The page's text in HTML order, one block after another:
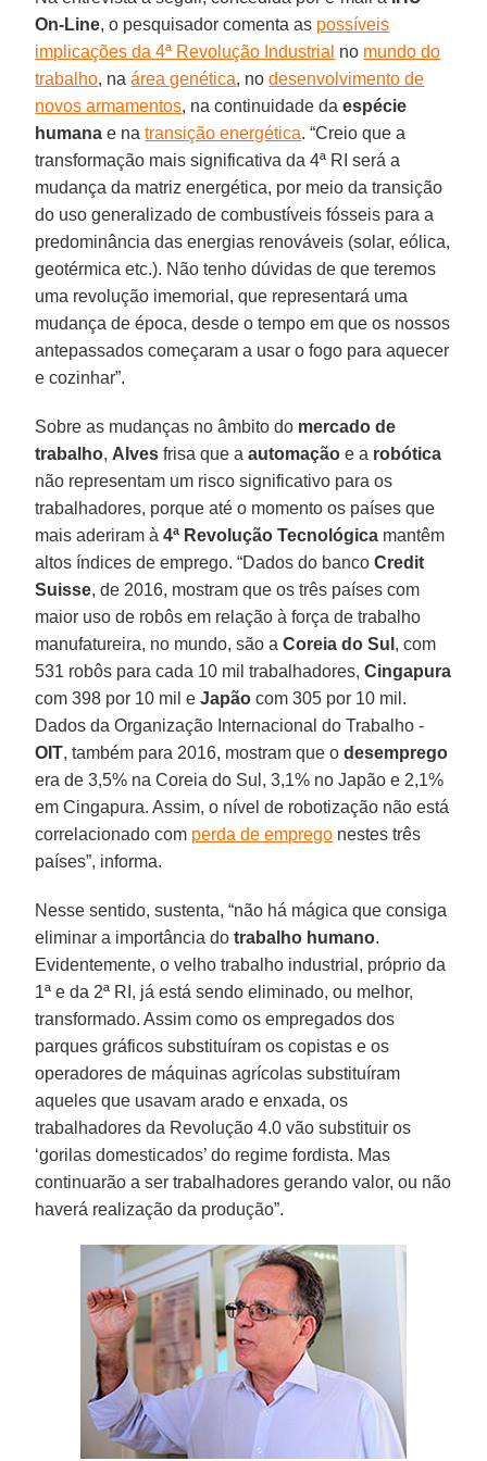
On-Line, o pesquisador comenta as possíveis
implicações da 4ª Revolução Industrial no mundo do
trabalho, naárea genética, nodesenvolvimento de
novos armamentos, na continuidade daespécie
humana e natransição energética. “Creio que a
transformação mais significativa da 4ª RI será a
mudança da matriz energética, por meio da transição
do uso generalizado de combustíveis fósseis para a
predominância das energias renováveis (solar, eólica,
geotérmica etc.). Não tenho dúvidas de que teremos
uma revolução imemorial, que representará uma
mudança de época, desde o tempo em que os nossos
antepassados começaram a usar o fogo para aquecer
e cozinhar”.
Sobre as mudanças no âmbito do mercado de
trabalho, Alves frisa que aautomação e a robótica
não representam um risco significativo para os
trabalhadores, porque até o momento os países que
mais aderiram à4ª Revolução Tecnológica mantêm
altos índices de emprego. “Dados do banco Credit
Suisse, de 2016, mostram que os três países com
maior uso de robôs em relação à força de trabalho
manufatureira, no mundo, são aCoreia do Sul , com
531 robôs para cada 10 mil trabalhadores,Cingapura
com 398 por 10 mil eJapão com 305 por 10 mil.
Dados da Organização Internacional do Trabalho -
OIT, também para 2016, mostram que odesemprego
era de 3,5% na Coreia do Sul, 3,1% no Japão e 2,1%
em Cingapura. Assim, o nível de robotização não está
correlacionado com perda de emprego nestes três
países”, informa.
Nesse sentido, sustenta, “não há mágica que consiga
eliminar a importância dotrabalho humano.
Evidentemente, o velho trabalho industrial, próprio da
1ª e da 2ª RI, já está sendo eliminado, ou melhor,
transformado. Assim como os empregados dos
parques gráficos substituíram os copistas e os
operadores de máquinas agrícolas substituíram
aqueles que usavam arado e enxada, os
trabalhadores da Revolução 4.0 vão substituir os
‘gorilas domesticados’ do regime fordista. Mas
continuarão a ser trabalhadores gerando valor, ou não
haverá realização da produção”.